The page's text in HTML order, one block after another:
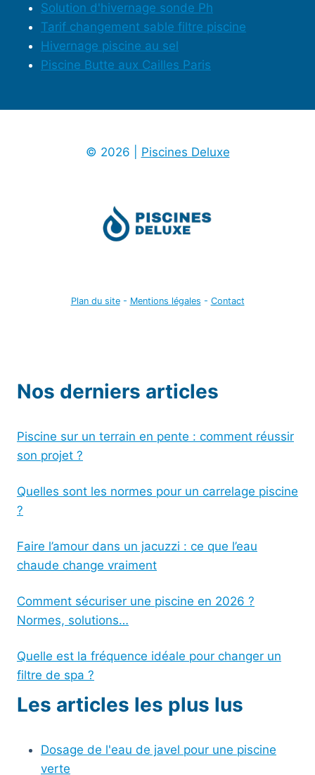
Solution d'hivernage sonde Ph
Tarif changement sable filtre piscine
Hivernage piscine au sel
Piscine Butte aux Cailles Paris
© 2026 | Piscines Deluxe
Plan du site- Mentions légales - Contact
Nos derniers articles
Piscine sur un terrain en pente : comment réussir
son projet ?
Quelles sont les normes pour un carrelage piscine
?
Faire l’amour dans un jacuzzi : ce que l’eau
chaude change vraiment
Comment sécuriser une piscine en 2026 ?
Normes, solutions…
Quelle est la fréquence idéale pour changer un
filtre de spa ?
Les articles les plus lus
Dosage de l'eau de javel pour une piscine
verte